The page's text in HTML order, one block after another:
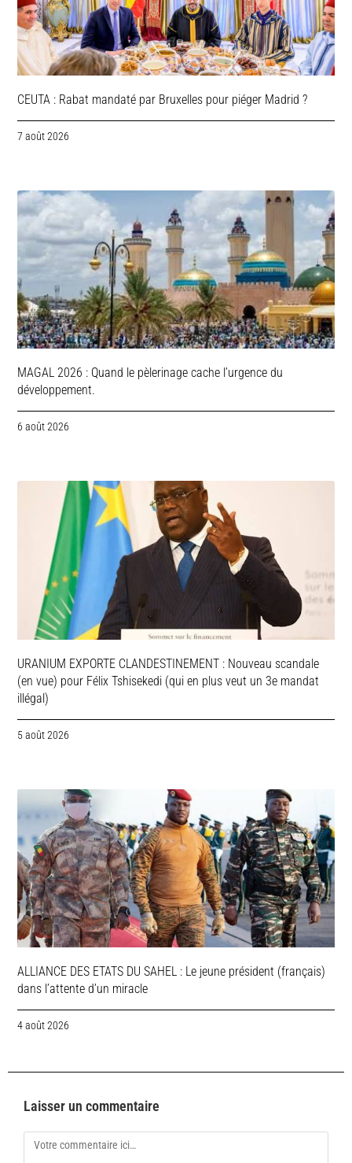
CEUTA : Rabat mandaté par Bruxelles pour piéger Madrid ?
7 août 2026
MAGAL 2026 : Quand le pèlerinage cache l’urgence du
développement.
6 août 2026
URANIUM EXPORTE CLANDESTINEMENT : Nouveau scandale
(en vue) pour Félix Tshisekedi (qui en plus veut un 3e mandat
illégal)
5 août 2026
ALLIANCE DES ETATS DU SAHEL : Le jeune président (français)
dans l’attente d’un miracle
4 août 2026
Laisser un commentaire